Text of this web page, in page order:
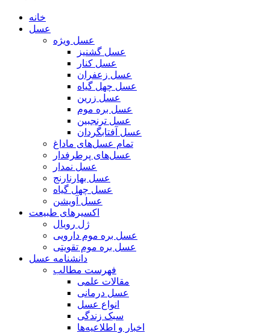
خانه
عسل
عسل ویژه
عسل گشنیز
عسل کنار
عسل زعفران
عسل چهل گیاه
عسل زرین
عسل بره موم
عسل ترنجبین
عسل آفتابگردان
تمام عسل‌های ماداغ
عسل‌های پرطرفدار
عسل نمدار
عسل بهارنارنج
عسل چهل گیاه
عسل آویشن
اکسیرهای طبیعت
ژل رویال
عسل بره موم دارویی
عسل بره موم تقویتی
دانشنامه عسل
فهرست مطالب
مقالات علمی
عسل درمانی
انواع عسل
سبک زندگی
اخبار و اطلاعیه‌ها